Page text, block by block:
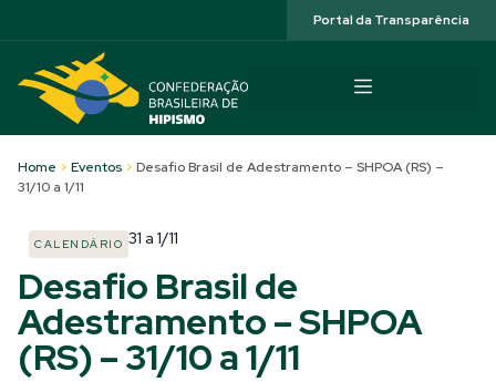
Portal da Transparência
Home > Eventos > Desafio Brasil de Adestramento – SHPOA (RS) –
31/10 a 1/11
CALENDÁRIO 31 a 1/11
Desafio Brasil de
Adestramento – SHPOA
(RS) – 31/10 a 1/11